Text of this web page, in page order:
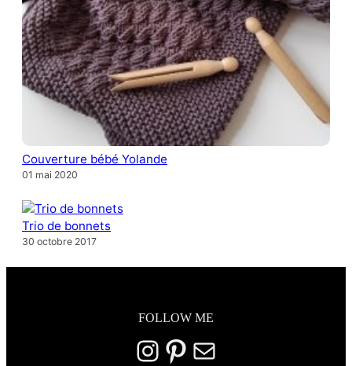
Couverture bébé Yolande
01 mai 2020
Trio de bonnets
30 octobre 2017
FOLLOW ME
Instagram Pinterest E-mail